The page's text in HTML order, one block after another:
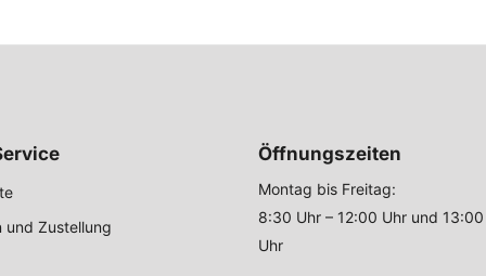
und Zustellung
Öffnungszeiten
Montag bis Freitag:
8:30 Uhr – 12:00 Uhr und
Uhr